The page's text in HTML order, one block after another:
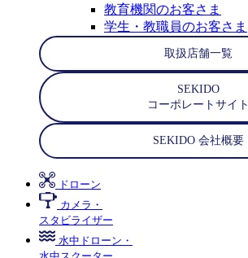
教育機関のお客さま
学生・教職員のお客さま
取扱店舗一覧
SEKIDO
コーポレートサイト
SEKIDO 会社概要
ドローン
カメラ・
スタビライザー
水中ドローン・